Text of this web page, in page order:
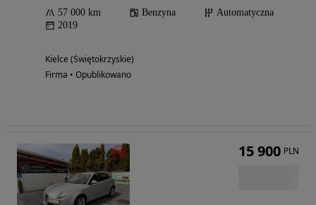
57 000 km Benzyna
Automatyczna
2019
Kielce (Świętokrzyskie)
Firma • Opublikowano
15 900 PLN